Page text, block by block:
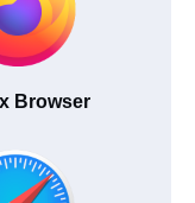
Browser